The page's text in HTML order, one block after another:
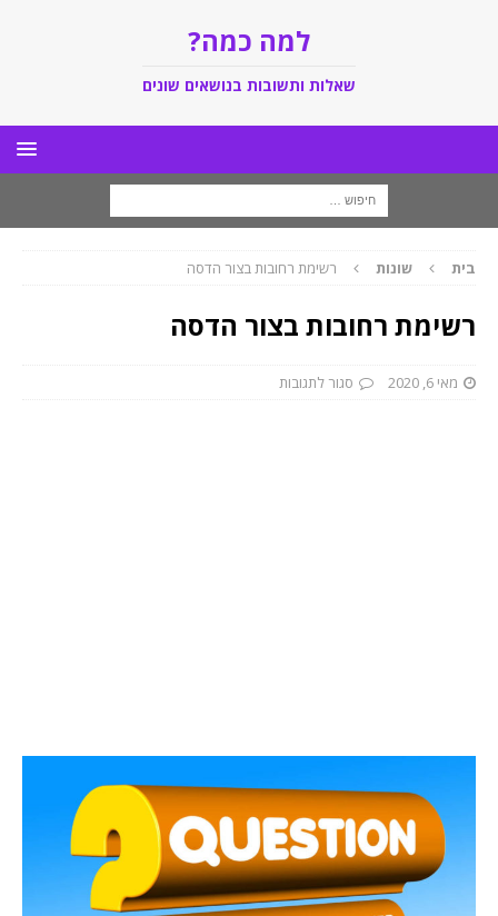
למה כמה?
שאלות ותשובות בנושאים שונים
בית שונות רשימת רחובות בצור הדסה
רשימת רחובות בצור הדסה
מאי 6, 2020 סגור לתגובות